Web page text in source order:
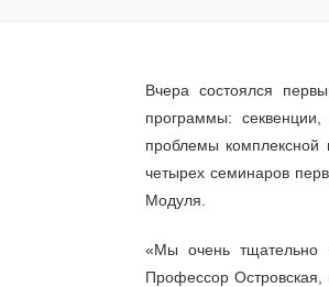
Вчера состоялся
программы:
проблемы
четырех семинаров
Модуля.
«Мы очень тщательно
Профессор